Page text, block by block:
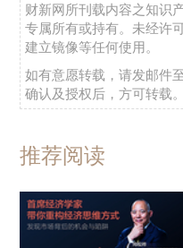
财新网所刊载内容之知识
专属所有或持有。未经许
建立镜像等任何使用。
如有意愿转载，请发邮件
确认及授权后，方可转载。
推荐阅读